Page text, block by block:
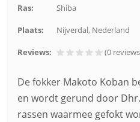
Ras: Shiba
Plaats: Nijverdal, Nederland
Reviews: (0 reviews
De fokker Makoto Koban
en wordt gerund door
rassen waarmee gefokt